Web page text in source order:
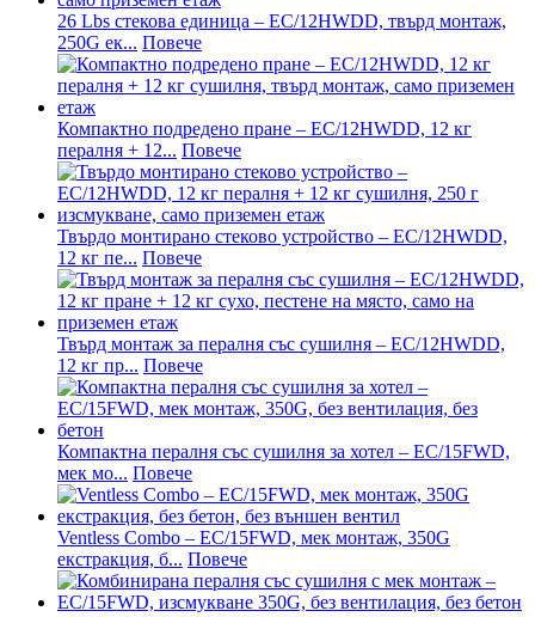
26 Lbs стекова единица – EC/12HWDD, твърд монтаж,
250G ек... Повече
Компактно подредено пране – EC/12HWDD, 12 кг
пералня + 12... Повече
Твърдо монтирано стеково устройство – EC/12HWDD,
12 кг пе... Повече
Твърд монтаж за пералня със сушилня – EC/12HWDD,
12 кг пр... Повече
Компактна пералня със сушилня за хотел – EC/15FWD,
мек мо... Повече
Ventless Combo – EC/15FWD, мек монтаж, 350G
екстракция, б... Повече